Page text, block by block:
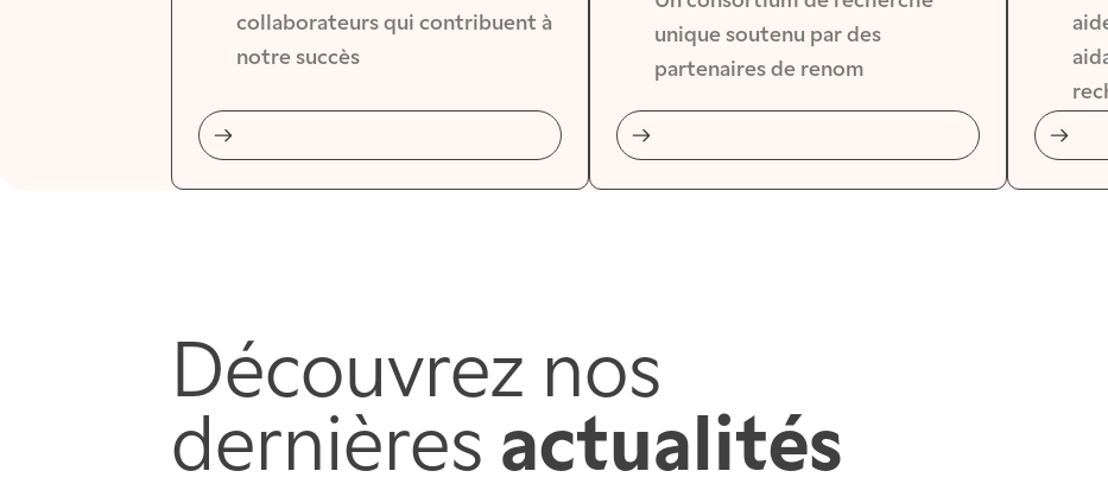
collaborateurs qui contribuent à
notre succès
unique soutenu par des
partenaires de renom
Découvrez nos
dernières actualités